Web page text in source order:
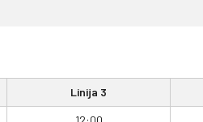
Linija 3